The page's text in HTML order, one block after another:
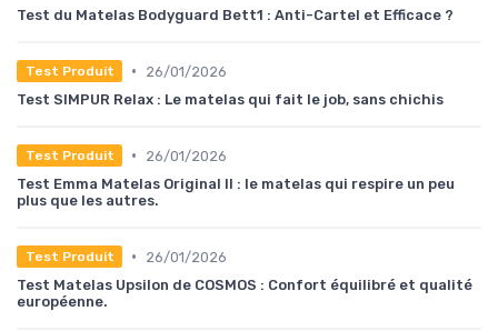
Test du Matelas Bodyguard Bett1 : Anti-Cartel et Efficace ?
Test Produit •
26/01/2026
Test SIMPUR Relax : Le matelas qui fait le job, sans chichis
Test Produit •
26/01/2026
Test Emma Matelas Original II : le matelas qui respire un peu
plus que les autres.
Test Produit •
26/01/2026
Test Matelas Upsilon de COSMOS : Confort équilibré et qualité
européenne.